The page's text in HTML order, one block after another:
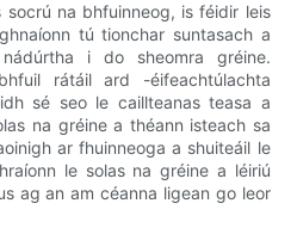
socrú na bhfuinneog, is féidir leis
tú tionchar suntasach a
i do sheomra gréine.
rátáil ard -éifeachtúlachta
sé seo le caillteanas teasa a
na gréine a théann isteach sa
ar fhuinneoga a shuiteáil le
le solas na gréine a léiriú
ag an am céanna ligean go leor